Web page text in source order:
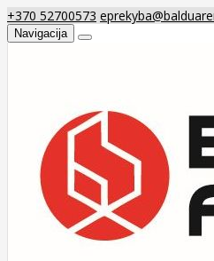
+370 52700573
Navigacija